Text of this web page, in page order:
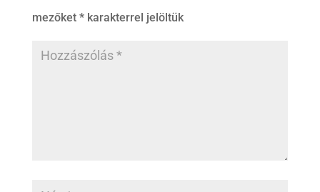
mezőket *karakterrel jelöltük